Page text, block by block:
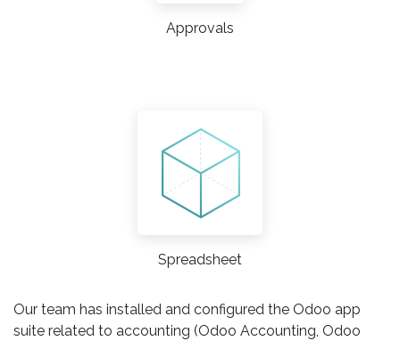
Approvals
Spreadsheet
Our team has installed and configured the Odoo app
suite related to accounting (Odoo Accounting, Odoo